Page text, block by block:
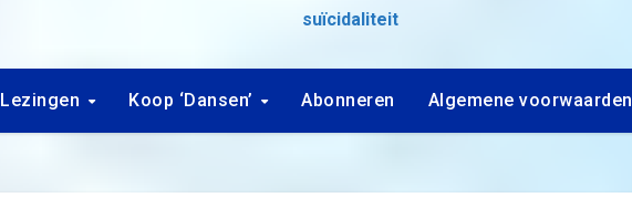
suïcidaliteit
Lezingen Koop ‘Dansen’ Abonneren Algemene voorwaarden